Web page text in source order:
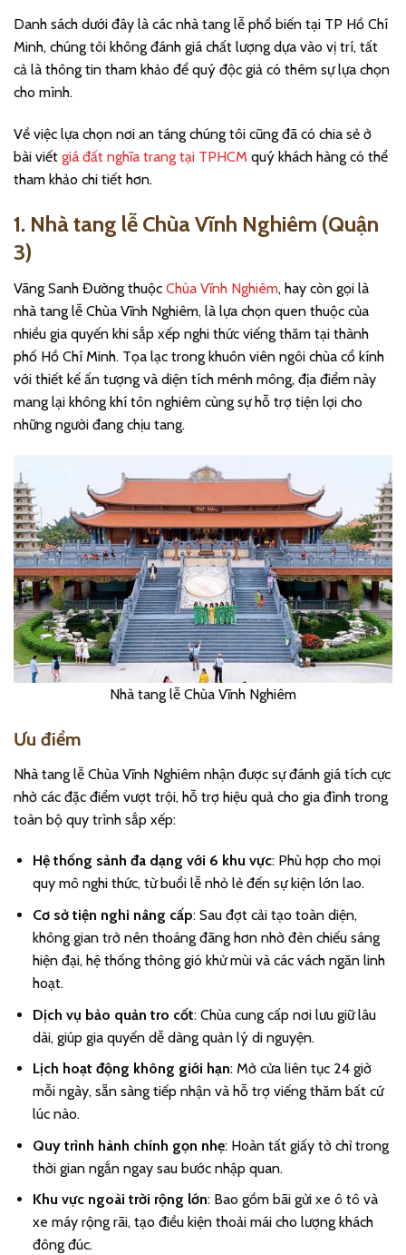
Danh sách dưới đây là các nhà tang lễ phổ biến tại TP Hồ Chí
Minh, chúng tôi không đánh giá chất lượng dựa vào vị trí, tất
cả là thông tin tham khảo để quý độc giả có thêm sự lựa chọn
cho mình.
Về việc lựa chọn nơi an táng chúng tôi cũng đã có chia sẻ ở
bài viết giá đất nghĩa trang tại TPHCM quý khách hàng có thể
tham khảo chi tiết hơn.
1. Nhà tang lễ Chùa Vĩnh Nghiêm (Quận
3)
Vãng Sanh Đường thuộc Chùa Vĩnh Nghiêm, hay còn gọi là
nhà tang lễ Chùa Vĩnh Nghiêm, là lựa chọn quen thuộc của
nhiều gia quyến khi sắp xếp nghi thức viếng thăm tại thành
phố Hồ Chí Minh. Tọa lạc trong khuôn viên ngôi chùa cổ kính
với thiết kế ấn tượng và diện tích mênh mông, địa điểm này
mang lại không khí tôn nghiêm cùng sự hỗ trợ tiện lợi cho
những người đang chịu tang.
Nhà tang lễ Chùa Vĩnh Nghiêm
Ưu điểm
Nhà tang lễ Chùa Vĩnh Nghiêm nhận được sự đánh giá tích cực
nhờ các đặc điểm vượt trội, hỗ trợ hiệu quả cho gia đình trong
toàn bộ quy trình sắp xếp:
Hệ thống sảnh đa dạng với 6 khu vực: Phù hợp cho mọi
quy mô nghi thức, từ buổi lễ nhỏ lẻ đến sự kiện lớn lao.
Cơ sở tiện nghi nâng cấp: Sau đợt cải tạo toàn diện,
không gian trở nên thoáng đãng hơn nhờ đèn chiếu sáng
hiện đại, hệ thống thông gió khử mùi và các vách ngăn linh
hoạt.
Dịch vụ bảo quản tro cốt: Chùa cung cấp nơi lưu giữ lâu
dài, giúp gia quyến dễ dàng quản lý di nguyện.
Lịch hoạt động không giới hạn: Mở cửa liên tục 24 giờ
mỗi ngày, sẵn sàng tiếp nhận và hỗ trợ viếng thăm bất cứ
lúc nào.
Quy trình hành chính gọn nhẹ: Hoàn tất giấy tờ chỉ trong
thời gian ngắn ngay sau bước nhập quan.
Khu vực ngoài trời rộng lớn: Bao gồm bãi gửi xe ô tô và
xe máy rộng rãi, tạo điều kiện thoải mái cho lượng khách
đông đúc.